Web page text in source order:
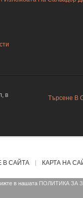
в
Търсене В
В САЙТА КАРТА НА
в нашата ПОЛИТИКА ЗА